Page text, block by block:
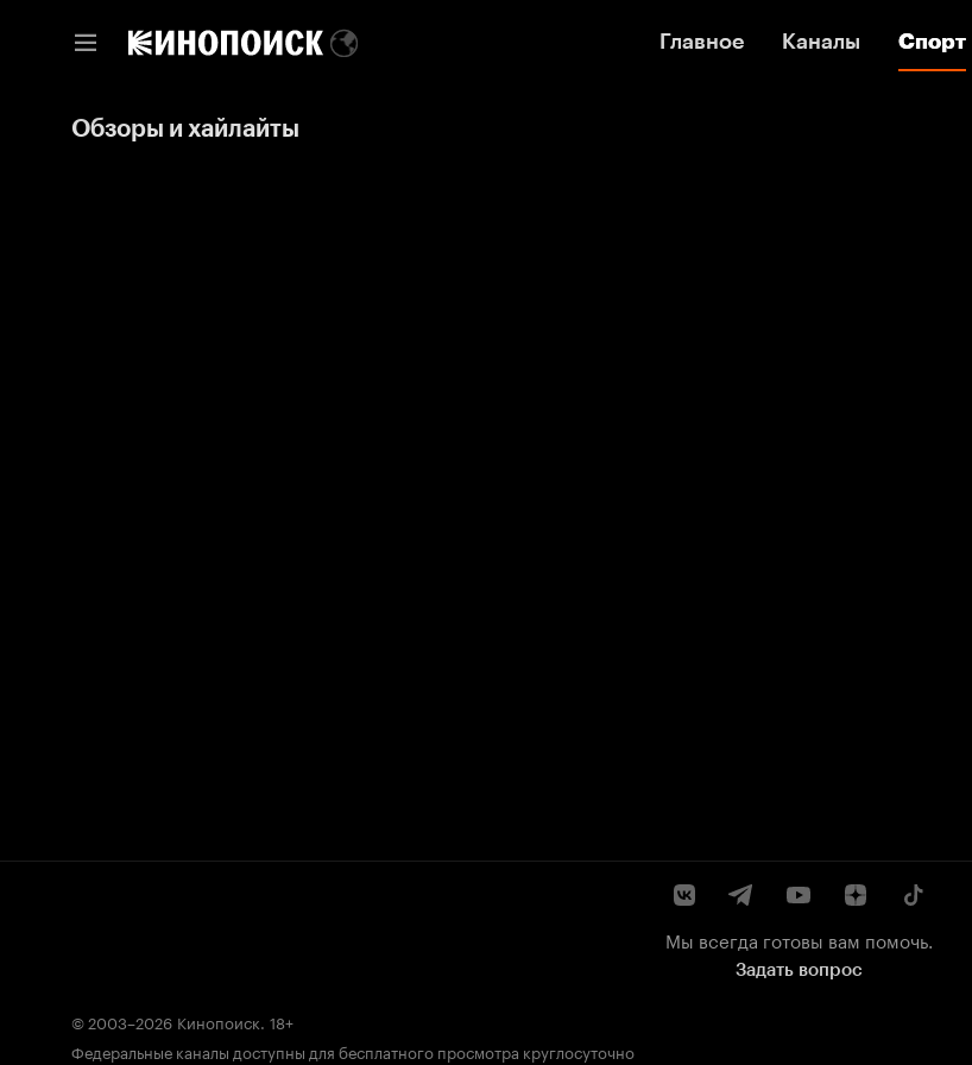
Главное Каналы Спорт
Главное Каналы Спорт
Обзоры и хайлайты
Мы всегда готовы вам помочь.
Задать вопрос
© 2003–2026 Кинопоиск. 18+
Федеральные каналы доступны для бесплатного просмотра круглосуточно